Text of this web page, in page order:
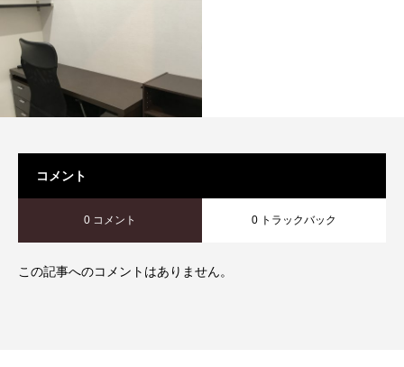
コメント
0 コメント 0 トラックバック
この記事へのコメントはありません。